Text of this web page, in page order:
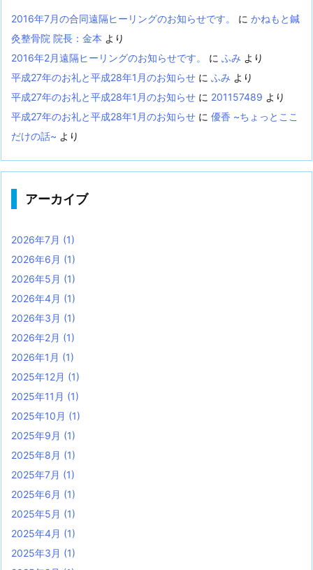
2016年7月の合同遠隔ヒーリングのお知らせです。 に かねもと鍼
灸整骨院 院長：金本 より
2016年2月遠隔ヒーリングのお知らせです。
に ふみ より
平成27年のお礼と平成28年1月のお知らせ に ふみ より
平成27年のお礼と平成28年1月のお知らせ に 201157489 より
平成27年のお礼と平成28年1月のお知らせ に 優香 ~ちょっとここ
だけの話~ より
アーカイブ
2026年7月 (1)
2026年6月 (1)
2026年5月 (1)
2026年4月 (1)
2026年3月 (1)
2026年2月 (1)
2026年1月 (1)
2025年12月 (1)
2025年11月 (1)
2025年10月 (1)
2025年9月 (1)
2025年8月 (1)
2025年7月 (1)
2025年6月 (1)
2025年5月 (1)
2025年4月 (1)
2025年3月 (1)